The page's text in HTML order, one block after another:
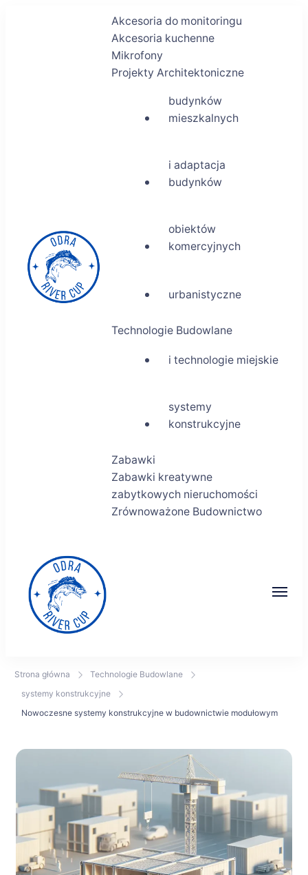
Odra River Cup – regaty,
technologie i
Akcesoria do monitoringu
Akcesoria kuchenne
Mikrofony
Projekty Architektoniczne
budynków
mieszkalnych
i adaptacja
budynków
obiektów
komercyjnych
urbanistyczne
Technologie Budowlane
i technologie miejskie
systemy
konstrukcyjne
Zabawki
Zabawki kreatywne
zabytkowych nieruchomości
Zrównoważone Budownictwo
technologie i
architektura w jednym
Strona główna
Technologie Budowlane
systemy konstrukcyjne
Nowoczesne systemy konstrukcyjne w budownictwie modułowym